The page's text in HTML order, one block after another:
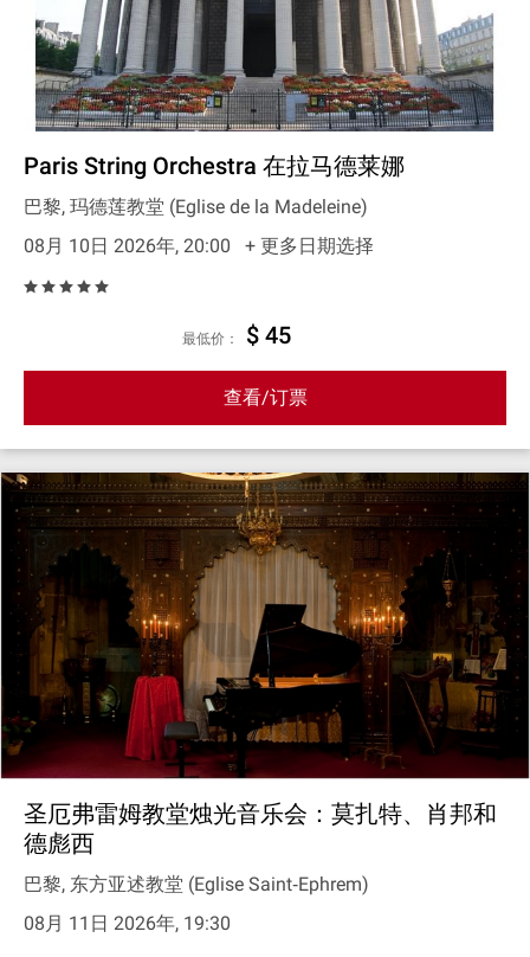
Paris String Orchestra 在拉马德莱娜
巴黎, 玛德莲教堂 (Eglise de la Madeleine)
08月 10日 2026年, 20:00
+ 更多日期选择
最低价： $ 45
查看/订票
圣厄弗雷姆教堂烛光音乐会：莫扎特、肖邦和
德彪西
巴黎, 东方亚述教堂 (Eglise Saint‐Ephrem)
08月 11日 2026年, 19:30